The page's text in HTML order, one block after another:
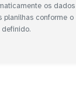
os dados
planilhas conforme o